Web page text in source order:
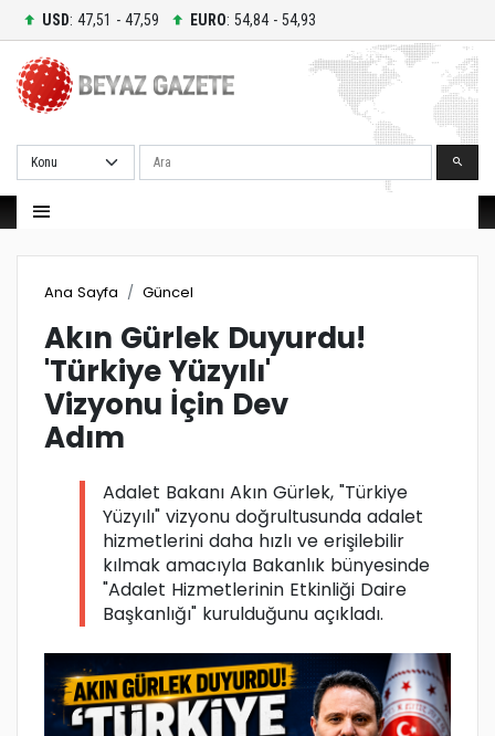
USD: 47,51 - 47,59 EURO: 54,84 - 54,93
Ara
Ana Sayfa Güncel
Akın Gürlek Duyurdu!
'Türkiye Yüzyılı'
Vizyonu İçin Dev
Adım
Adalet Bakanı Akın Gürlek, "Türkiye
Yüzyılı" vizyonu doğrultusunda adalet
hizmetlerini daha hızlı ve erişilebilir
kılmak amacıyla Bakanlık bünyesinde
"Adalet Hizmetlerinin Etkinliği Daire
Başkanlığı" kurulduğunu açıkladı.